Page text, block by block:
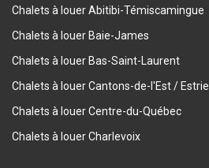
Chalets à louer Abitibi-Témiscamingue
Chalets à louer Baie-James
Chalets à louer Bas-Saint-Laurent
Chalets à louer Cantons-de-l'Est / Estrie
Chalets à louer Centre-du-Québec
Chalets à louer Charlevoix